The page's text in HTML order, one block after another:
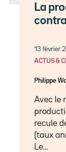
La
13 février
ACTUS &
Philippe
Avec le
recule
(taux
Le…